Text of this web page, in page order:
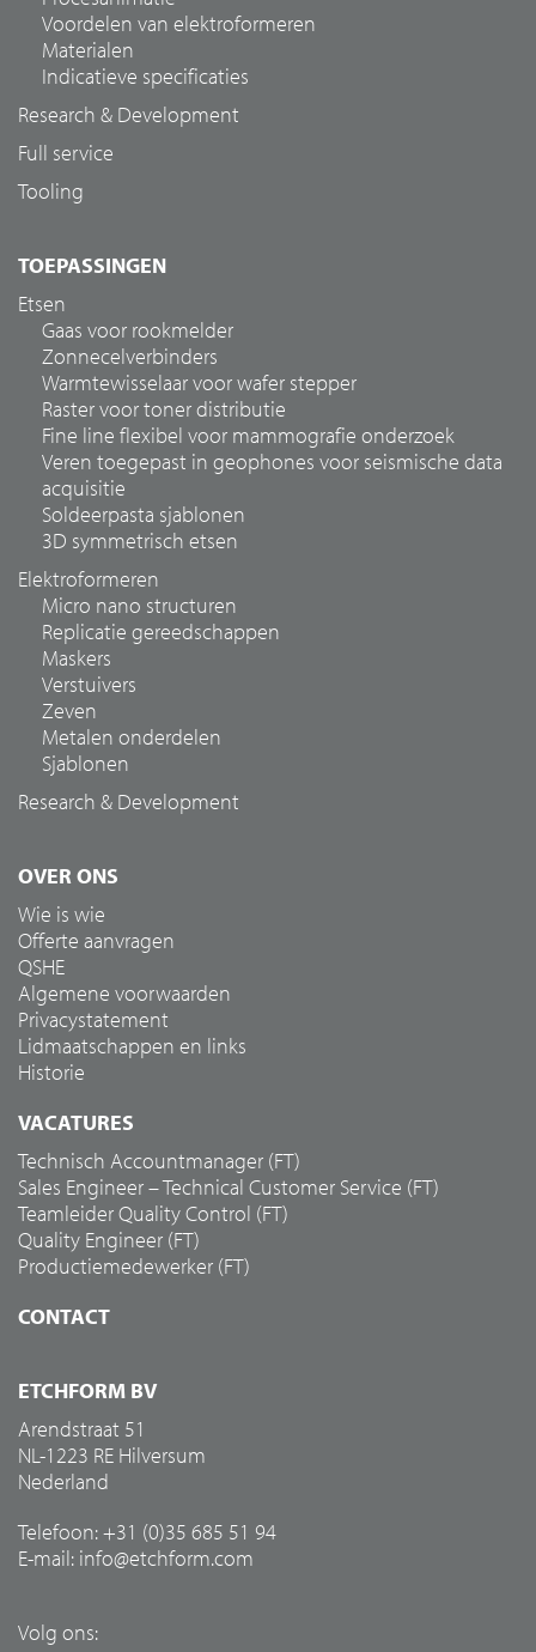
Voordelen van elektroformeren
Materialen
Indicatieve specificaties
Research & Development
Full service
Tooling
TOEPASSINGEN
Etsen
Gaas voor rookmelder
Zonnecelverbinders
Warmtewisselaar voor wafer stepper
Raster voor toner distributie
Fine line flexibel voor mammografie onderzoek
Veren toegepast in geophones voor seismische data
acquisitie
Soldeerpasta sjablonen
3D symmetrisch etsen
Elektroformeren
Micro nano structuren
Replicatie gereedschappen
Maskers
Verstuivers
Zeven
Metalen onderdelen
Sjablonen
Research & Development
OVER ONS
Wie is wie
Offerte aanvragen
QSHE
Algemene voorwaarden
Privacystatement
Lidmaatschappen en links
Historie
VACATURES
Technisch Accountmanager (FT)
Sales Engineer – Technical Customer Service (FT)
Teamleider Quality Control (FT)
Quality Engineer (FT)
Productiemedewerker (FT)
CONTACT
ETCHFORM BV
Arendstraat 51
NL-1223 RE Hilversum
Nederland
Telefoon: +31 (0)35 685 51 94
E-mail: info@etchform.com
Volg ons: